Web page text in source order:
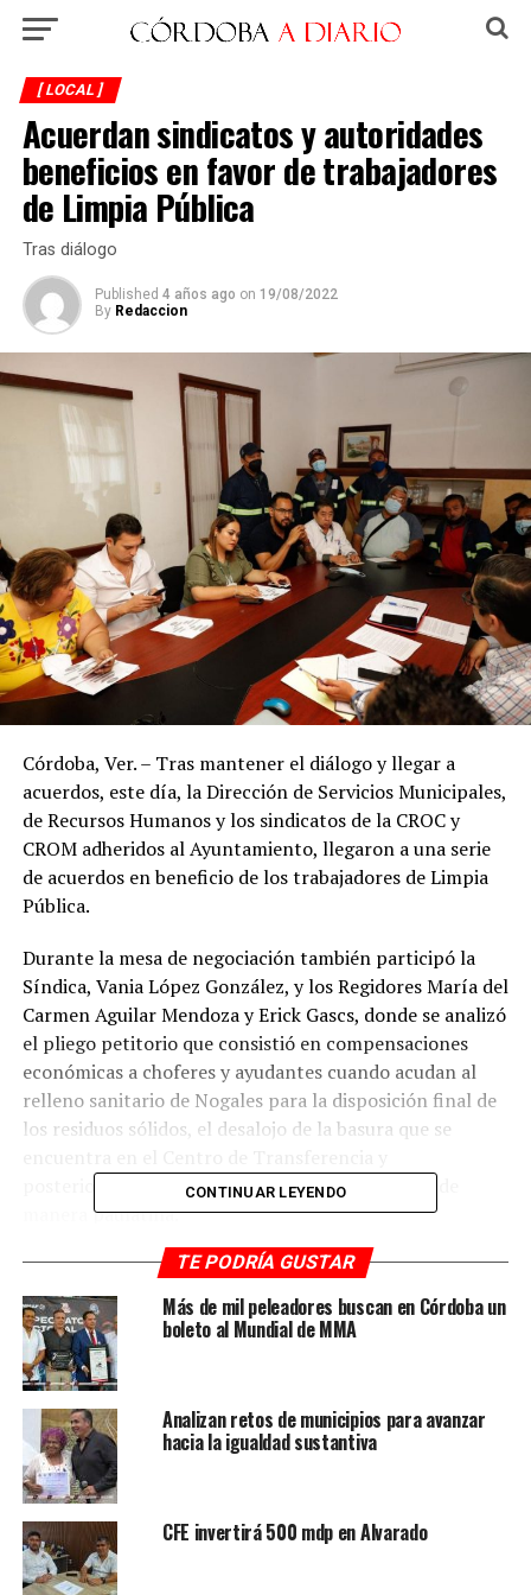
[ LOCAL ]
Acuerdan sindicatos y autoridades
beneficios en favor de trabajadores
de Limpia Pública
Tras diálogo
Published 4 años ago on 19/08/2022
By Redaccion
Córdoba, Ver. – Tras mantener el diálogo y llegar a
acuerdos, este día, la Dirección de Servicios Municipales,
de Recursos Humanos y los sindicatos de la CROC y
CROM adheridos al Ayuntamiento, llegaron a una serie
de acuerdos en beneficio de los trabajadores de Limpia
Pública.
Durante la mesa de negociación también participó la
Síndica, Vania López González, y los Regidores María del
Carmen Aguilar Mendoza y Erick Gascs, donde se analizó
el pliego petitorio que consistió en compensaciones
económicas a choferes y ayudantes cuando acudan al
relleno sanitario de Nogales para la disposición final de
los residuos sólidos, el desalojo de la basura que se
posteriormente el desazolve, el cual se realizará de
manera paulatina.
“Tenemos instrucciones precisas del Presidente
Municipal de que implementemos las estrategias y las
tareas necesarias para que esto camine, es por eso que
en comunión con el sindicato llegamos a un acuerdo
para beneficio de toda la ciudadanía.
Los choferes nos ayudan a trasladar los residuos del
rezago que tenemos y con justa razón se llegó a un
acuerdo; ambas partes quedamos contentas”, dijo José
Alfonso Palma Huchin.
Asimismo, la Síndica dialogará con la empresa de
Nogales, para ampliar cuando menos una hora la
CONTINUAR LEYENDO
TE PODRÍA GUSTAR
Más de mil peleadores buscan en Córdoba un
boleto al Mundial de MMA
Analizan retos de municipios para avanzar
hacia la igualdad sustantiva
CFE invertirá 500 mdp en Alvarado